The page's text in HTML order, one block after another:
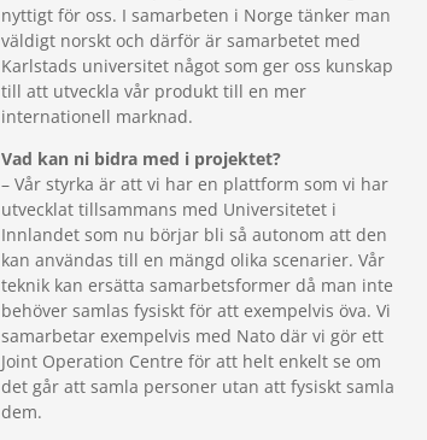
nyttigt för oss. I samarbeten i Norge tänker man
väldigt norskt och därför är samarbetet med
Karlstads universitet något som ger oss kunskap
till att utveckla vår produkt till en mer
internationell marknad.
Vad kan ni bidra med i projektet?
– Vår styrka är att vi har en plattform som vi har
utvecklat tillsammans med Universitetet i
Innlandet som nu börjar bli så autonom att den
kan användas till en mängd olika scenarier. Vår
teknik kan ersätta samarbetsformer då man inte
behöver samlas fysiskt för att exempelvis öva. Vi
samarbetar exempelvis med Nato där vi gör ett
Joint Operation Centre för att helt enkelt se om
det går att samla personer utan att fysiskt samla
dem.